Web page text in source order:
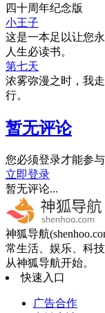
四十周年纪念版
小王子
这是一本足以让您
人生必读书。
第七天
浓雾弥漫之时，我
行。
暂无评论
您必须登录才能参与
立即登录
暂无评论...
神狐导航
常生活、娱乐、科
从神狐导航开始。
快速入口
广告合作